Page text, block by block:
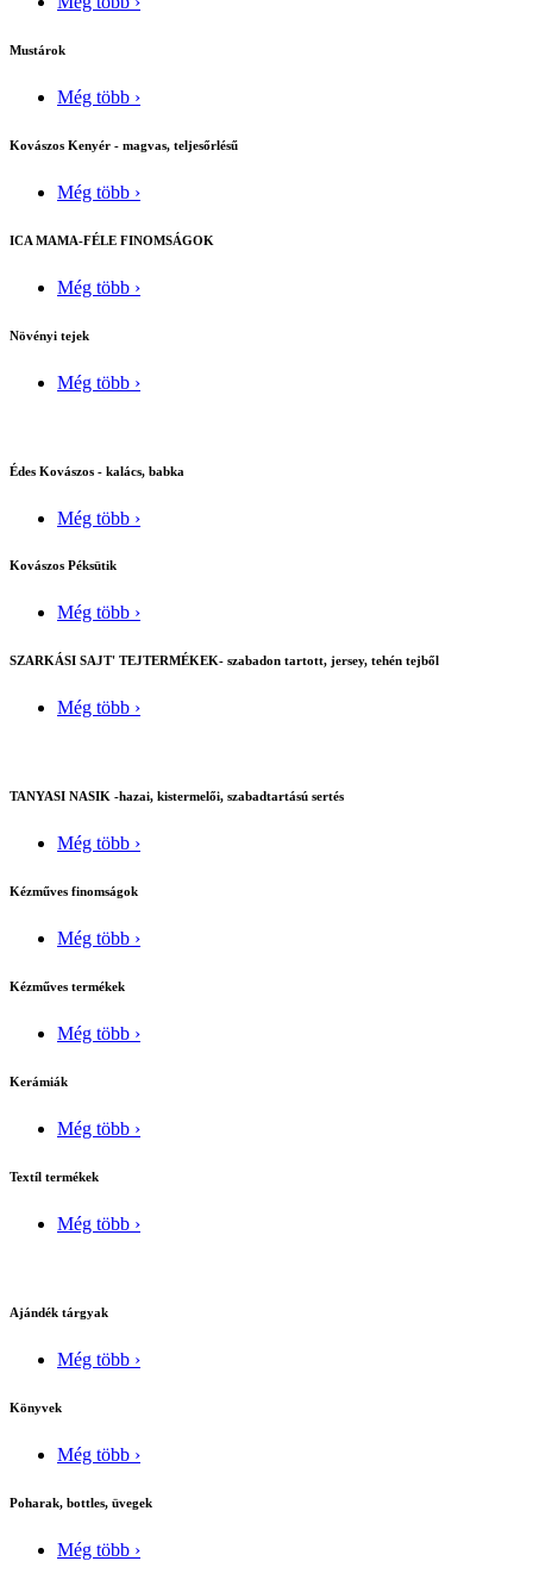
Mustárok
Még több ›
Kovászos Kenyér - magvas, teljesőrlésű
Még több ›
ICA MAMA-FÉLE FINOMSÁGOK
Még több ›
Növényi tejek
Még több ›
Édes Kovászos - kalács, babka
Még több ›
Kovászos Péksütik
Még több ›
SZARKÁSI SAJT' TEJTERMÉKEK- szabadon tartott, jersey, tehén tejből
Még több ›
TANYASI NASIK -hazai, kistermelői, szabadtartású sertés
Még több ›
Kézműves finomságok
Még több ›
Kézműves termékek
Még több ›
Kerámiák
Még több ›
Textíl termékek
Még több ›
Ajándék tárgyak
Még több ›
Könyvek
Még több ›
Poharak, bottles, üvegek
Még több ›